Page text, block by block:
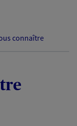
connaître